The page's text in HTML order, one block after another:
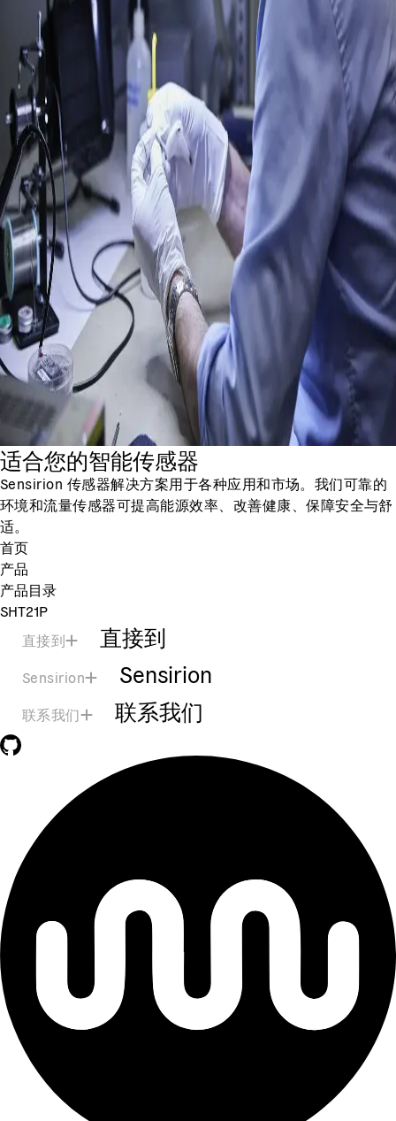
适合您的智能传感器
Sensirion 传感器解决方案用于各种应用和市场。我们可靠的
环境和流量传感器可提高能源效率、改善健康、保障安全与舒
适。
首页
产品
产品目录
SHT21P
直接到
直接到
Sensirion Sensirion
联系我们 联系我们